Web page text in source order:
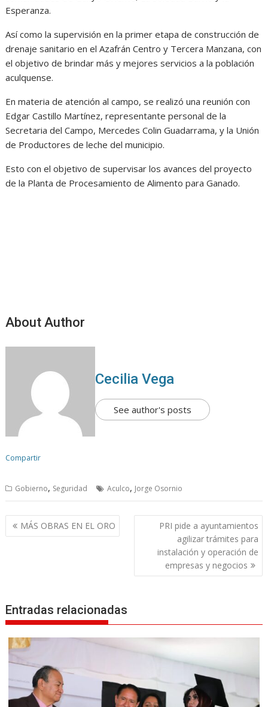
Esperanza.
Así como la supervisión en la primer etapa de construcción de
drenaje sanitario en el Azafrán Centro y Tercera Manzana, con
el objetivo de brindar más y mejores servicios a la población
aculquense.
En materia de atención al campo, se realizó una reunión con
Edgar Castillo Martínez, representante personal de la
Secretaria del Campo, Mercedes Colin Guadarrama, y la Unión
de Productores de leche del municipio.
Esto con el objetivo de supervisar los avances del proyecto
de la Planta de Procesamiento de Alimento para Ganado.
About Author
Cecilia Vega
See author's posts
Compartir
Gobierno, Seguridad Aculco, Jorge Osornio
N
a
c
ó
n
d
e
MÁS OBRAS EN EL ORO
PRI pide a ayuntamientos
agilizar trámites para
instalación y operación de
empresas y negocios
Entradas relacionadas